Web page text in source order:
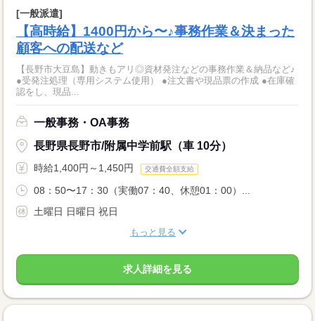
[一般派遣]
【高時給】1400円から〜♪事務作業＆決まった
顧客への配送など
【長野市大豆島】動きもアリ◎資材発注などの事務作業＆納品など♪
●受発注処理（専用システム使用） ●注文書や現品票の作成 ●在庫確
認をし、現品...
一般事務・OA事務
長野県長野市/附属中学前駅（車 10分）
時給1,400円～1,450円 交通費全額支給
08：50〜17：30（実働07：40、休憩01：00）...
土曜日 日曜日 祝日
もっと見る
求人詳細を見る